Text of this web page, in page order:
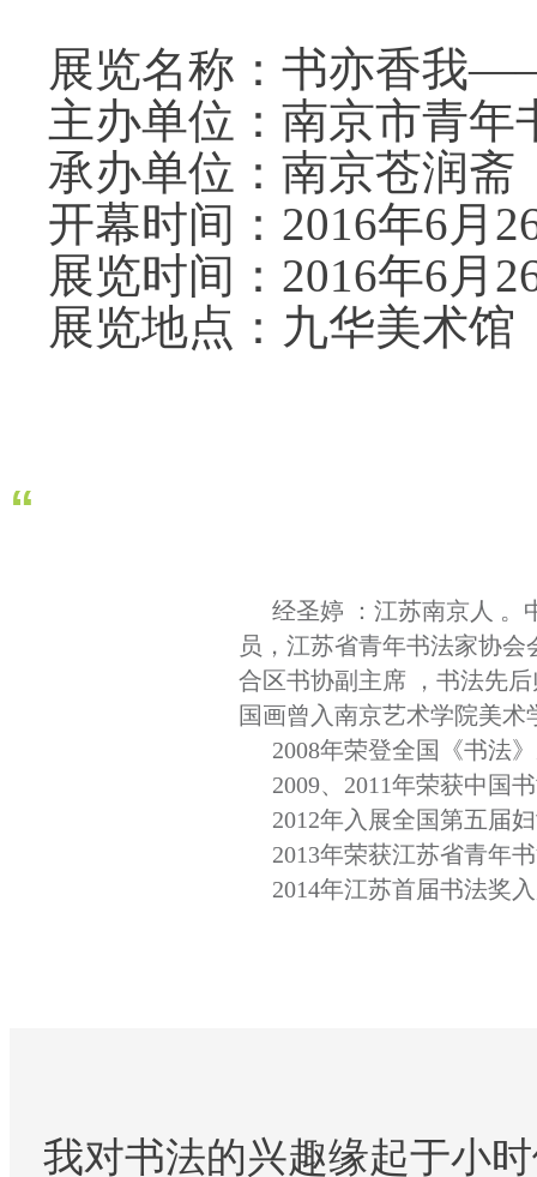
展览名称：书亦香我
主办单位：南京市青年
承办单位：南京苍润斋
开幕时间：2016年6月
展览时间：2016年6月
展览地点：九华美术
“
经圣婷 ：江苏南京人 。
员，江苏省青年书法家协
合区书协副主席 ，书法先
国画曾入南京艺术学院美术
2008年荣登全国《书法
2009、2011年荣获中国
2012年入展全国第五届
2013年荣获江苏省青年
2014年江苏首届书法奖
我对书法的兴趣缘起于小